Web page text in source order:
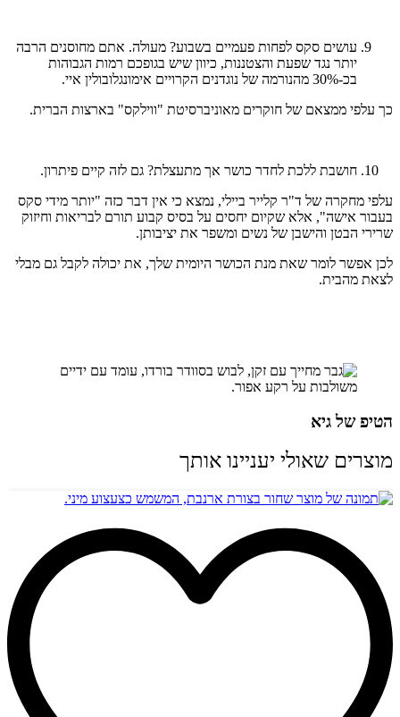
עושים סקס לפחות פעמיים בשבוע? מעולה. אתם מחוסנים הרבה
יותר נגד שפעת והצטננות, כיוון שיש בגופכם רמות הגבוהות
בכ-30% מהנורמה של נוגדנים הקרויים אימונגלובולין איי.
כך עלפי ממצאם של חוקרים מאוניברסיטת "ווילקס" בארצות הברית.
חושבת ללכת לחדר כושר אך מתעצלת? גם לזה קיים פיתרון.
עלפי מחקרה של ד"ר קלייר ביילי, נמצא כי אין דבר כזה "יותר מידי סקס
בעבור אישה", אלא שקיום יחסים על בסיס קבוע תורם לבריאות וחיזוק
שרירי הבטן והישבן של נשים ומשפר את יציבותן.
לכן אפשר לומר שאת מנת הכושר היומית שלך, את יכולה לקבל גם מבלי
לצאת מהבית.
הטיפ של גיא
מוצרים שאולי יעניינו אותך